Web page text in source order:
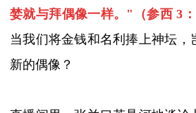
婪就与拜偶像一样。 " （参西3 ：
当我们将金钱和名利捧上神坛，
新的偶像？